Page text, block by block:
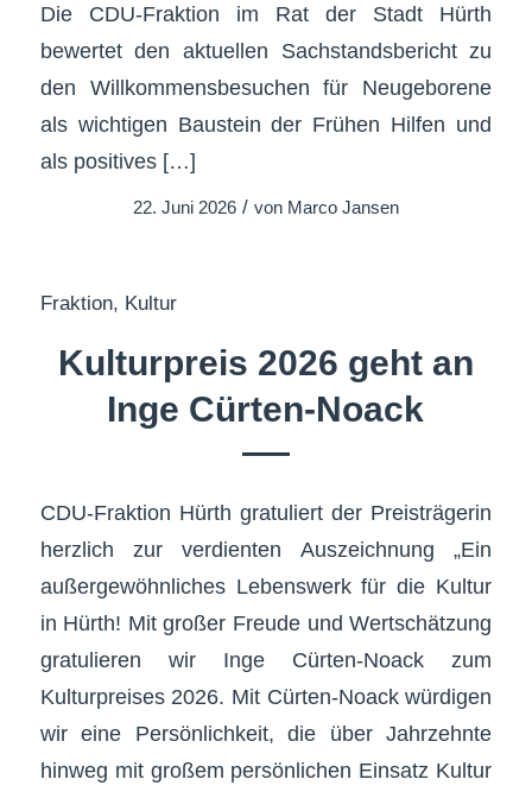
Die CDU-Fraktion im Rat der Stadt Hürth
bewertet den aktuellen Sachstandsbericht zu
den Willkommensbesuchen für Neugeborene
als wichtigen Baustein der Frühen Hilfen und
als positives […]
22. Juni 2026 / von Marco Jansen
Fraktion, Kultur
Kulturpreis 2026 geht an
Inge Cürten-Noack
CDU-Fraktion Hürth gratuliert der Preisträgerin
herzlich zur verdienten Auszeichnung „Ein
außergewöhnliches Lebenswerk für die Kultur
in Hürth! Mit großer Freude und Wertschätzung
gratulieren wir Inge Cürten-Noack zum
Kulturpreises 2026. Mit Cürten-Noack würdigen
wir eine Persönlichkeit, die über Jahrzehnte
hinweg mit großem persönlichen Einsatz Kultur